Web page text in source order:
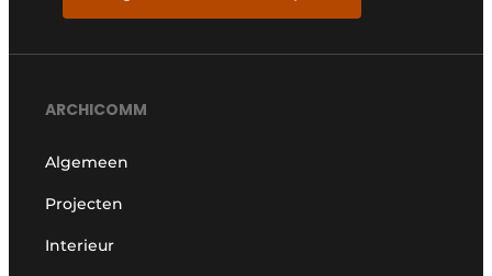
ARCHICOMM
Algemeen
Projecten
Interieur